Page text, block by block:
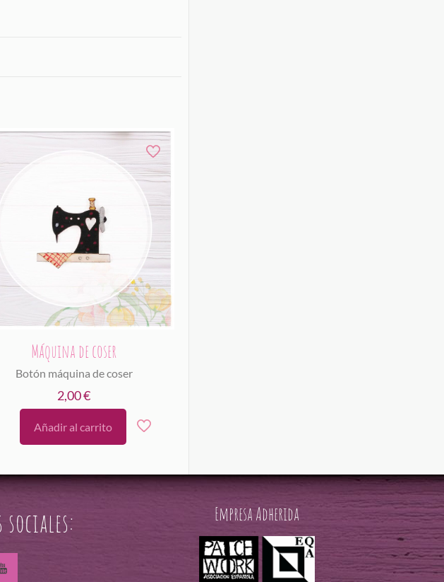
Máquina de coser
Botón máquina de coser
2,00€
Añadir al carrito
sociales: Empresa Adherida